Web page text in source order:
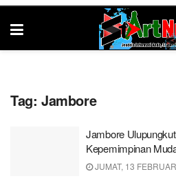
Tag: Jambore
Jambore
Kepemimpinan
JUMAT, 13